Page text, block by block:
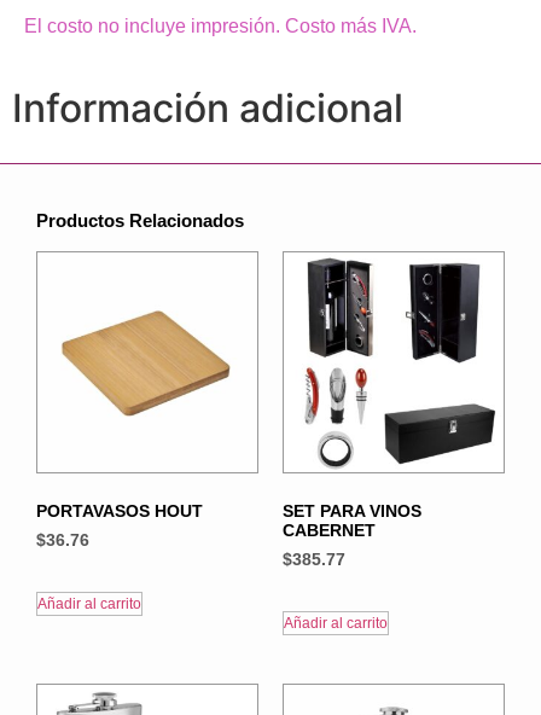
El costo no incluye impresión. Costo más IVA.
Información adicional
Productos Relacionados
PORTAVASOS HOUT
$36.76
Añadir al carrito
SET PARA VINOS
CABERNET
$385.77
Añadir al carrito